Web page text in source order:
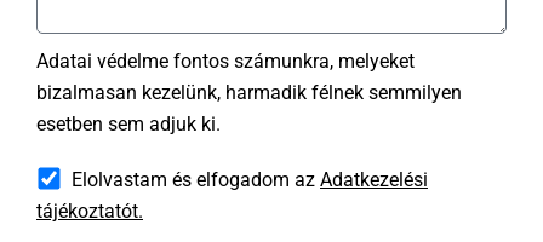
Adatai védelme fontos számunkra, melyeket
bizalmasan kezelünk, harmadik félnek semmilyen
esetben sem adjuk ki.
Elolvastam és elfogadom az Adatkezelési
tájékoztatót.